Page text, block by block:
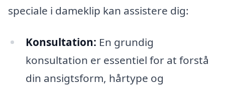
speciale i dameklip kan assistere dig:
Konsultation: En grundig
konsultation er essentiel for at forstå
din ansigtsform, hårtype og